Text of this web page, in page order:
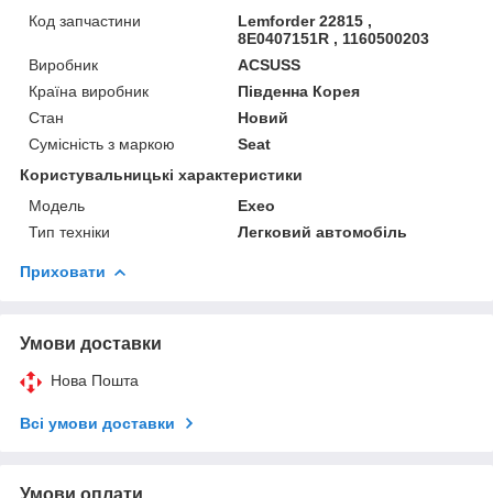
Код запчастини
Lemforder 22815 ,
8E0407151R , 1160500203
Виробник
ACSUSS
Країна виробник
Південна Корея
Стан
Новий
Сумісність з маркою
Seat
Користувальницькі характеристики
Мoдель
Exeo
Тип техніки
Легковий автомобіль
Приховати
Умови доставки
Нова Пошта
Всі умови доставки
Умови оплати